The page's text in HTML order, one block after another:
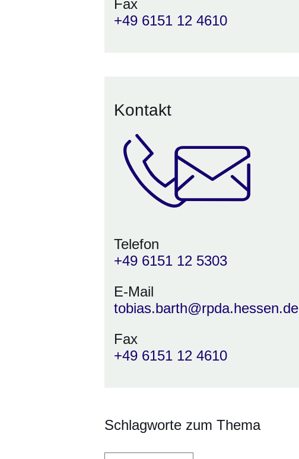
Fax
+49 6151 12 4610
Kontakt
Telefon
+49 6151 12 5303
E-Mail
tobias.barth@rpda.hessen.de
Fax
+49 6151 12 4610
Schlagworte zum Thema